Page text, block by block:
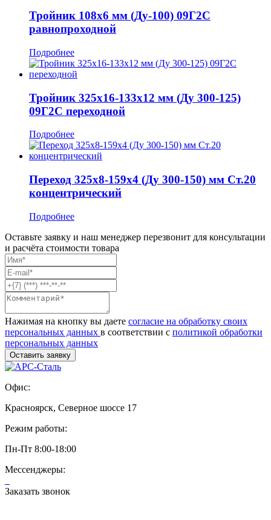
Тройник 108x6 мм (Ду-100) 09Г2С
равнопроходной
Подробнее
Тройник 325x16-133x12 мм (Ду 300-125)
09Г2С переходной
Подробнее
Переход 325x8-159x4 (Ду 300-150) мм Ст.20
концентрический
Подробнее
Оставьте заявку и наш менеджер перезвонит для консультации
и расчёта стоимости товара
Нажимая на кнопку вы даете согласие на обработку своих
персональных данных в соответствии с политикой обработки
персональных данных
Офис:
Красноярск, Северное шоссе 17
Режим работы:
Пн-Пт 8:00-18:00
Мессенджеры:
Заказать звонок